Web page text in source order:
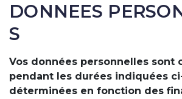
DONNEES
S
Vos données personnelles sont
pendant les durées indiquées
déterminées en fonction des